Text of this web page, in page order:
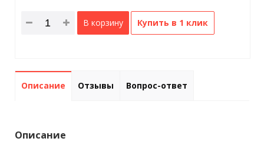
В корзину Купить в 1 клик
Описание Отзывы Вопрос-ответ
Описание